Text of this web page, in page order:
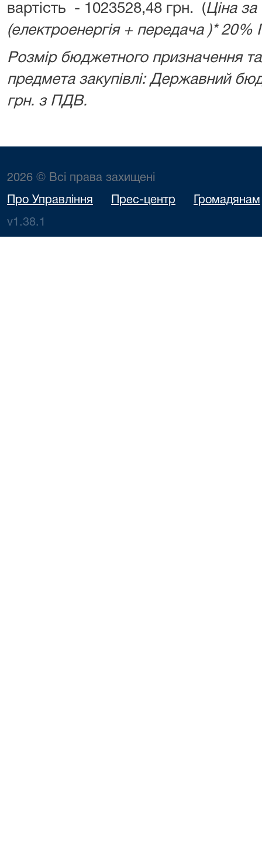
вартість - 1023528,48 грн. (Ціна
(електроенергія + передача )*
Розмір бюджетного призначення
предмета закупівлі: Державний
грн. з ПДВ.
2026 © Всі права захищені
Про Управління Прес-центр Громадянам
v1.38.1